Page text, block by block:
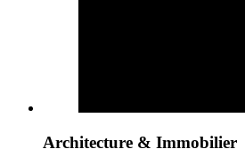
Architecture & Immobilier